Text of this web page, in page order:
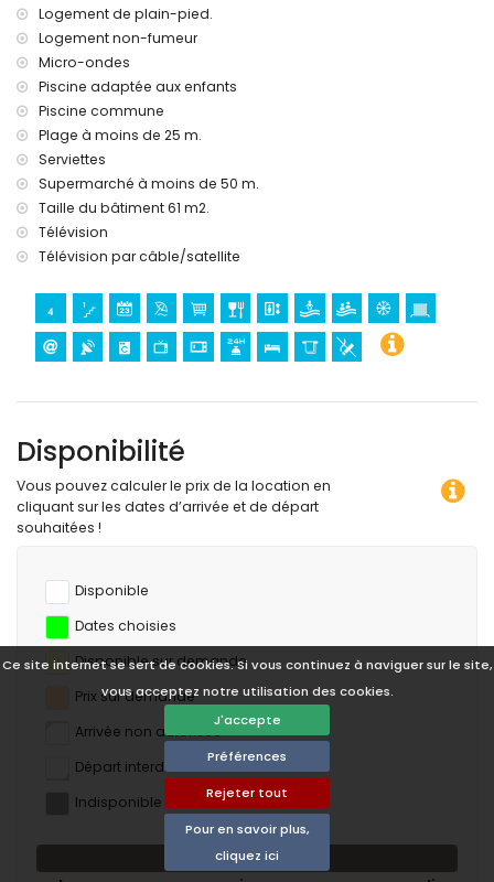
Ce site internet se sert de cookies. Si vous continuez à naviguer sur le site,
vous acceptez notre utilisation des cookies.
J'accepte
Préférences
Rejeter tout
Pour en savoir plus,
cliquez ici
Logement de plain-pied.
Logement non-fumeur
Micro-ondes
Piscine adaptée aux enfants
Piscine commune
Plage à moins de 25 m.
Serviettes
Supermarché à moins de 50 m.
Taille du bâtiment 61 m2.
Télévision
Télévision par câble/satellite
Disponibilité
Vous pouvez calculer le prix de la location en
cliquant sur les dates d’arrivée et de départ
souhaitées !
Disponible
Dates choisies
Disponible sur demande
Prix ​​sur demande
Arrivée non autorisée
Départ interdit
Indisponible
août 2026